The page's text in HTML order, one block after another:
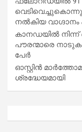
വെടിവെച്ചുകൊന്നു;
നൽകിയ വാഗ്ദാനം
കാനഡയിൽ
പൗരന്മാരെ
പേർ
ഓസ്റ്റിൻ
ശ്രദ്ധേയമായി